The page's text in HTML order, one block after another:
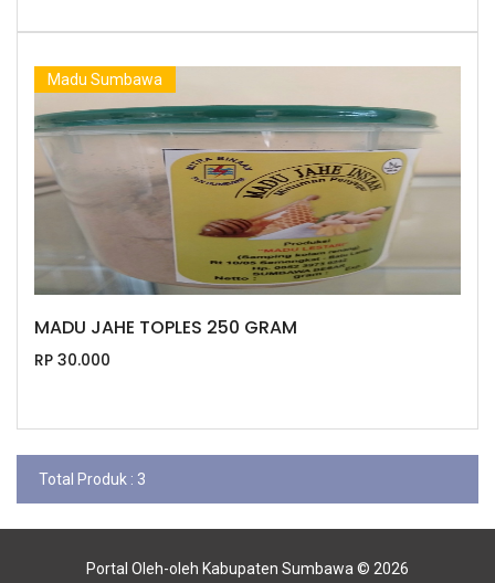
Madu Sumbawa
MADU JAHE TOPLES 250 GRAM
RP 30.000
Total Produk : 3
Portal Oleh-oleh Kabupaten Sumbawa © 2026